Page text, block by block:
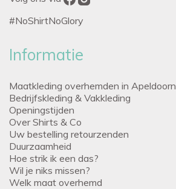
#NoShirtNoGlory
Informatie
Maatkleding overhemden in Apeldoorn
Bedrijfskleding & Vakkleding
Openingstijden
Over Shirts & Co
Uw bestelling retourzenden
Duurzaamheid
Hoe strik ik een das?
Wil je niks missen?
Welk maat overhemd